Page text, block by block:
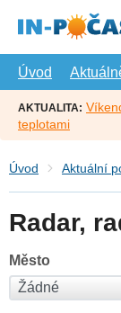
hlavní
Úvod
AKTUALITA:
teplotami
Úvod Aktuální
Radar,
Město